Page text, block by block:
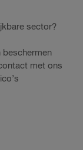
sector?
beschermen
met ons